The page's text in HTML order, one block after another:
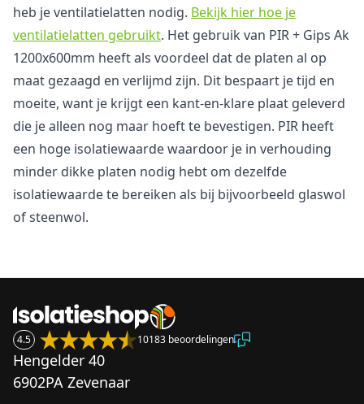
heb je ventilatielatten nodig. Bekijk hier hoe je
ventilatielatten gebruikt. Het gebruik van PIR + Gips Ak
1200x600mm heeft als voordeel dat de platen al op
maat gezaagd en verlijmd zijn. Dit bespaart je tijd en
moeite, want je krijgt een kant-en-klare plaat geleverd
die je alleen nog maar hoeft te bevestigen. PIR heeft
een hoge isolatiewaarde waardoor je in verhouding
minder dikke platen nodig hebt om dezelfde
isolatiewaarde te bereiken als bij bijvoorbeeld glaswol
of steenwol.
4.5 10183 beoordelingen
Hengelder 40
6902PA Zevenaar